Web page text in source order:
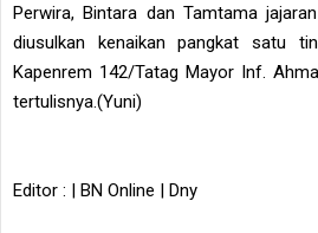
Perwira, Bintara dan Tamtama
diusulkan kenaikan pangkat satu
Kapenrem 142/Tatag Mayor Inf.
tertulisnya.(Yuni)
Editor : | BN Online | Dny